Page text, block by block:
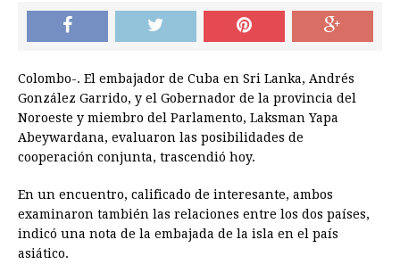
Colombo-. El embajador de Cuba en Sri Lanka, Andrés
González Garrido, y el Gobernador de la provincia del
Noroeste y miembro del Parlamento, Laksman Yapa
Abeywardana, evaluaron las posibilidades de
cooperación conjunta, trascendió hoy.
En un encuentro, calificado de interesante, ambos
examinaron también las relaciones entre los dos países,
indicó una nota de la embajada de la isla en el país
asiático.